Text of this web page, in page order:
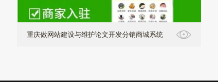
重庆做网站建设与维护论文开发分销商城系统